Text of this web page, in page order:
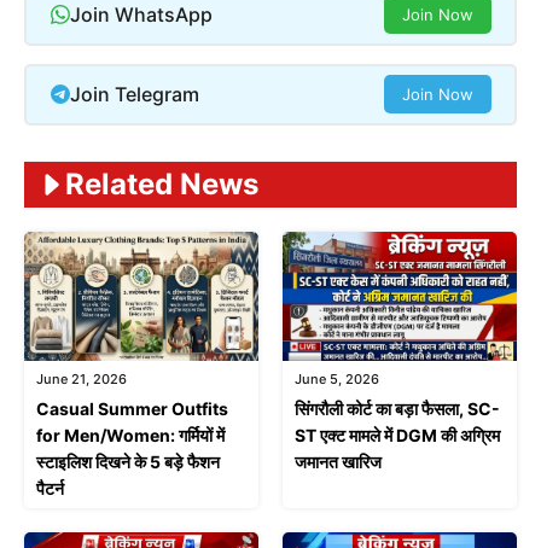
Join WhatsApp Join Now
Join Telegram Join Now
Related News
June 21, 2026
Casual Summer Outfits
for Men/Women: गर्मियों में
स्टाइलिश दिखने के 5 बड़े फैशन
पैटर्न
June 5, 2026
सिंगरौली कोर्ट का बड़ा फैसला, SC-
ST एक्ट मामले में DGM की अग्रिम
जमानत खारिज